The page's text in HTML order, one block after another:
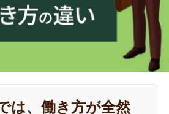
は、働き方が全然